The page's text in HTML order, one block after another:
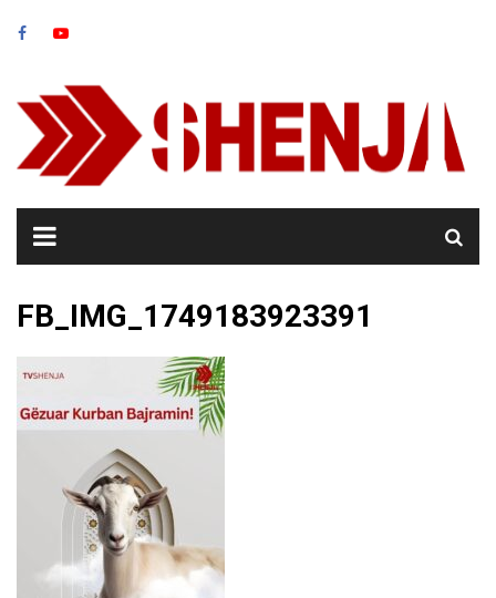
FB_IMG_1749183923391